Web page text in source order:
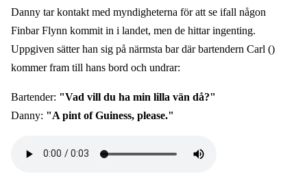
Danny tar kontakt med myndigheterna för att se ifall någon
Finbar Flynn kommit in i landet, men de hittar ingenting.
Uppgiven sätter han sig på närmsta bar där bartendern Carl ()
kommer fram till hans bord och undrar:
Bartender: "Vad vill du ha min lilla vän då?"
Danny: "A pint of Guiness, please."